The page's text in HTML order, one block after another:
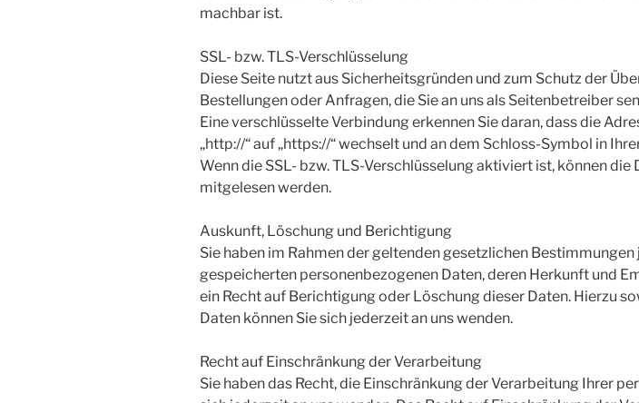
machbar ist.
SSL- bzw. TLS-Verschlüsselung
Diese Seite nutzt aus Sicherheitsgründen und zum Schutz der
Bestellungen oder Anfragen, die Sie an uns als Seitenbetreiber
Eine verschlüsselte Verbindung erkennen Sie daran, dass die
„http://“ auf „https://“ wechselt und an dem Schloss-Symbol in
Wenn die SSL- bzw. TLS-Verschlüsselung aktiviert ist, können
mitgelesen werden.
Auskunft, Löschung und Berichtigung
Sie haben im Rahmen der geltenden gesetzlichen
gespeicherten personenbezogenen Daten, deren Herkunft und
ein Recht auf Berichtigung oder Löschung dieser Daten. Hierzu
Daten können Sie sich jederzeit an uns wenden.
Recht auf Einschränkung der Verarbeitung
Sie haben das Recht, die Einschränkung der Verarbeitung Ihrer